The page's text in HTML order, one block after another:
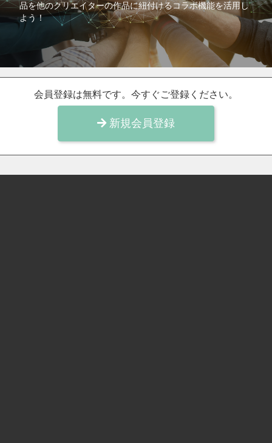
品を他のクリエイターの作品に紐付けるコラボ機能を活用し
よう！
会員登録は無料です。今すぐご登録ください。
新規会員登録